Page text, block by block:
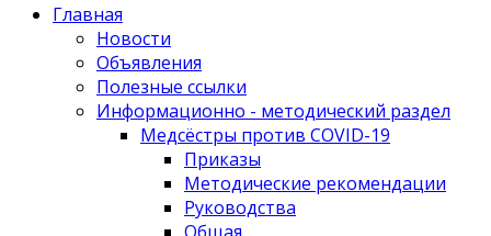
Главная
Новости
Объявления
Полезные ссылки
Информационно - методический раздел
Медсёстры против COVID-19
Приказы
Методические рекомендации
Руководства